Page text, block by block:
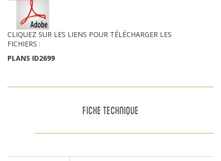
CLIQUEZ SUR LES LIENS POUR TÉLÉCHARGER LES
FICHIERS :
PLANS ID2699
FICHE TECHNIQUE